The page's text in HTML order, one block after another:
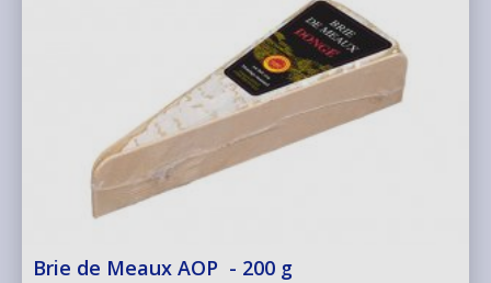
Brie de Meaux AOP - 200 g